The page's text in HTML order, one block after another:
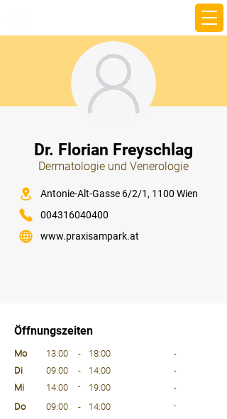
Dr. Florian Freyschlag
Dermatologie und Venerologie
Antonie-Alt-Gasse 6/2/1, 1100 Wien
004316040400
www.praxisampark.at
Öffnungszeiten
Mo
13:00 - 18:00
-
Di
09:00 - 14:00
-
Mi
14:00 - 19:00
-
Do
09:00 - 14:00 -